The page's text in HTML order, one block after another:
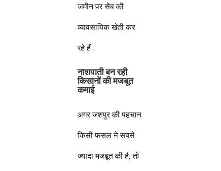
जमीन पर सेब की
व्यावसायिक खेती कर
रहे हैं।
नाशपाती बन रही
किसानों की मजबूत
कमाई
अगर जशपुर की पहचान
किसी फसल ने सबसे
ज्यादा मजबूत की है, तो